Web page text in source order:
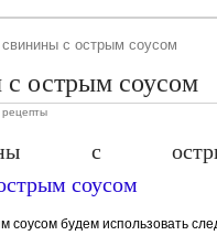
с острым соусом
с острым соусом
рецепты
с
соусом будем использовать